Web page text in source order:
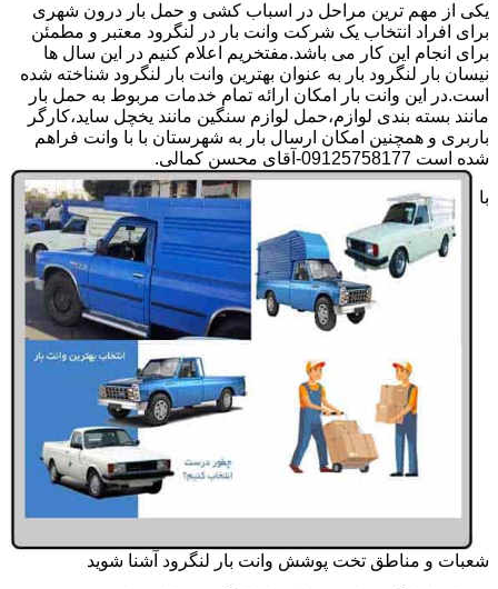
یکی از مهم ترین مراحل در اسباب کشی و حمل بار درون شهری
برای افراد انتخاب یک شرکت وانت بار در لنگرود معتبر و مطمئن
برای انجام این کار می باشد.مفتخریم اعلام کنیم در این سال ها
نیسان بار لنگرود بار به عنوان بهترین وانت بار لنگرود شناخته شده
است.در این وانت بار امکان ارائه تمام خدمات مربوط به حمل بار
مانند بسته بندی لوازم،حمل لوازم سنگین مانند یخچل ساید،کارگر
باربری و همچنین امکان ارسال بار به شهرستان با با وانت فراهم
شده است 09125758177-آقای محسن کمالی.
با
شعبات و مناطق تخت پوشش وانت بار لنگرود آشنا شوید